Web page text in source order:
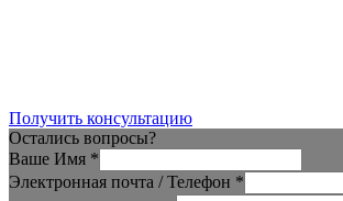
Получить консультацию
Остались вопросы?
Ваше Имя *
Электронная почта / Телефон *